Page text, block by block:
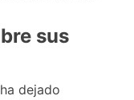
sus
dejado